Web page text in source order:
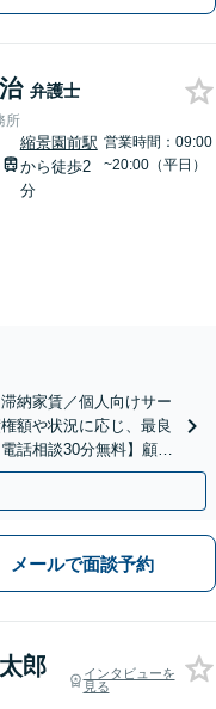
弁護士
所
縮景園前駅
から徒歩2
分
営業時間：09:00
~20:00（平日）
納家賃／個人向けサー
額や状況に応じ、最良
話相談30分無料】顧問
園前3分】
メールで面談予約
郎
インタビューを
見る